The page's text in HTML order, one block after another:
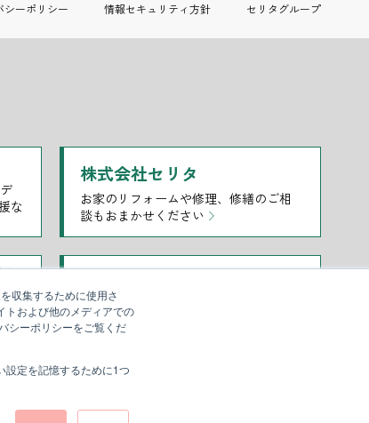
収集するために使用さ
トおよび他のメディアでの
シーポリシーをご覧くだ
設定を記憶するために1つ
シーポリシー 情報セキュリティ方針 セリタグループ
な
株式会社セリタ
お家のリフォームや修理、修繕のご相
談もおまかせください
ン
る
長野21日本語学院
少人数指導ときめ細かいケアによる日
本語学習